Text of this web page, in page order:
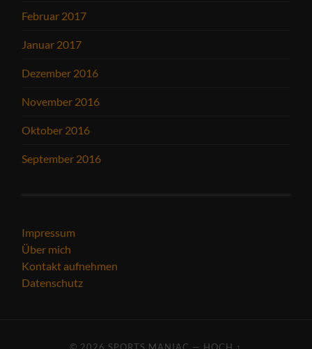
Februar 2017
Januar 2017
Dezember 2016
November 2016
Oktober 2016
September 2016
Impressum
Über mich
Kontakt aufnehmen
Datenschutz
© 2026 SPORTS MANIAC — HOCH ↑